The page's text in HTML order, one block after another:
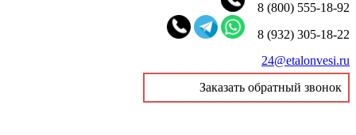
8 (800) 555-18-92
8 (932) 305-18-22
24@etalonvesi.ru
Заказать обратный звонок